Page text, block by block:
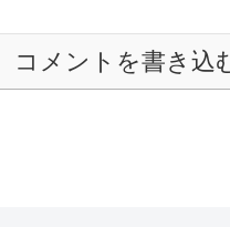
コメントを書き込